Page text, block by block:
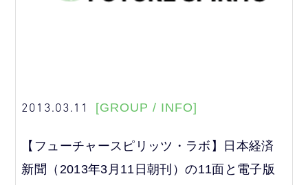
2013.03.11 [GROUP / INFO]
【フューチャースピリッツ・ラボ】日本経済
新聞（2013年3月11日朝刊）の11面と電子版